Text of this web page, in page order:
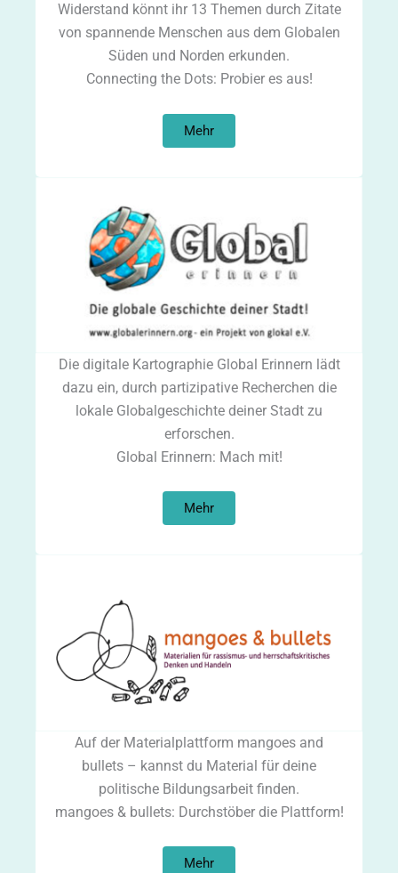
Widerstand könnt ihr 13 Themen durch Zitate
von spannende Menschen aus dem Globalen
Süden und Norden erkunden.
Connecting the Dots: Probier es aus!
Mehr
Die digitale Kartographie Global Erinnern lädt
dazu ein, durch partizipative Recherchen die
lokale Globalgeschichte deiner Stadt zu
erforschen.
Global Erinnern: Mach mit!
Mehr
Auf der Materialplattform mangoes and
bullets – kannst du Material für deine
politische Bildungsarbeit finden.
mangoes & bullets: Durchstöber die Plattform!
Mehr